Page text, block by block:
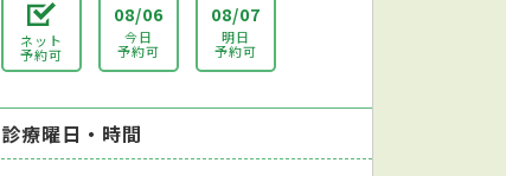
ネット
予約可
08/06
今日
予約可
08/07
明日
予約可
診療曜日・時間